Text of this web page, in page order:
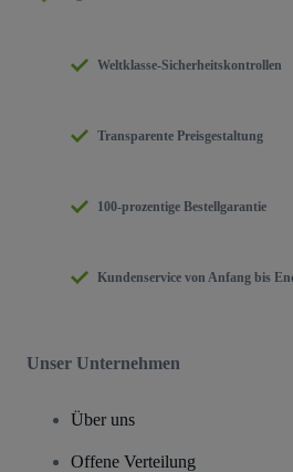
Weltklasse-Sicherheitskontrollen
Transparente Preisgestaltung
100-prozentige Bestellgarantie
Kundenservice von Anfang bis
Unser Unternehmen
Über uns
Offene Verteilung